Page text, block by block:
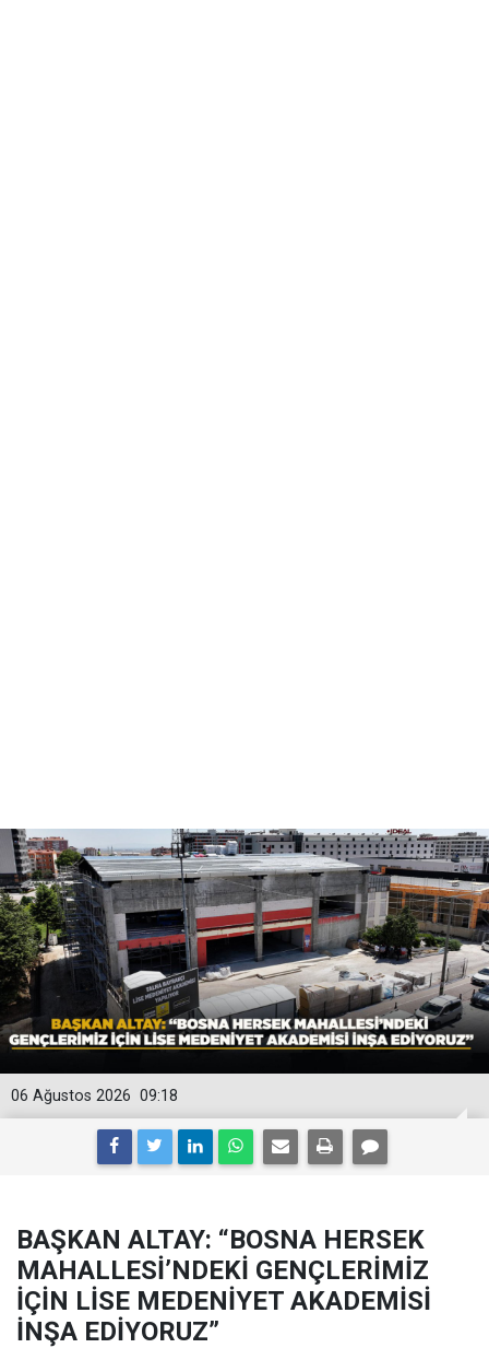
09:18
06 Ağustos 2026
BAŞKAN ALTAY: “BOSNA HERSEK
MAHALLESİ’NDEKİ GENÇLERİMİZ
İÇİN LİSE MEDENİYET AKADEMİSİ
İNŞA EDİYORUZ”